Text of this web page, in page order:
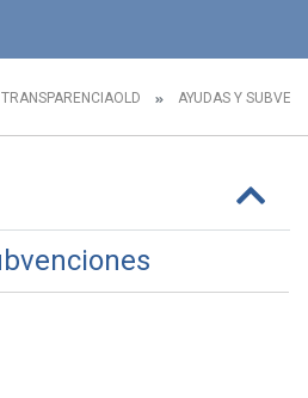
TRANSPARENCIAOLD AYUDAS Y